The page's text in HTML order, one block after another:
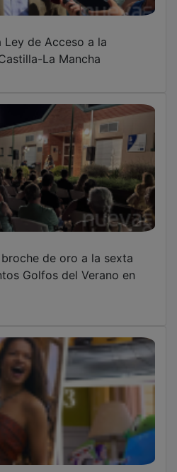
mantiene el liderazgo en
estrenos en el top
frío de la almohada:
para sobrevivir a
este verano